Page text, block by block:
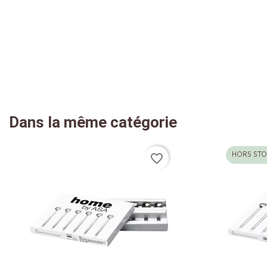
Dans la même catégorie
favorite_border HORS